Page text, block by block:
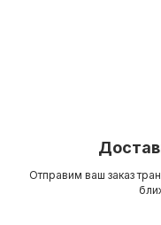
Отправим ваш заказ